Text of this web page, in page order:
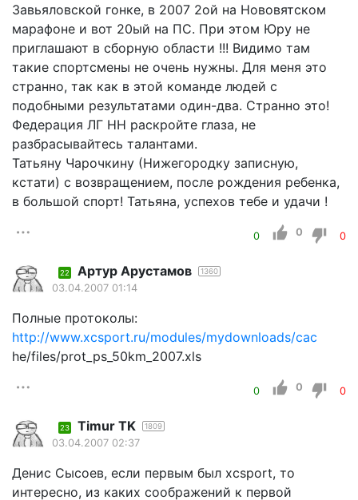
Завьяловской гонке, в 2007 2ой на Нововятском
марафоне и вот 20ый на ПС. При этом Юру не
приглашают в сборную области !!! Видимо там
такие спортсмены не очень нужны. Для меня это
странно, так как в этой команде людей с
подобными результатами один-два. Странно это!
Федерация ЛГ НН раскройте глаза, не
разбрасывайтесь талантами.
Татьяну Чарочкину (Нижегородку записную,
кстати) с возвращением, после рождения ребенка,
в большой спорт! Татьяна, успехов тебе и удачи !
0 0 0
22 Артур Арустамов 1360
03.04.2007 01:14
Полные протоколы:
http://www.xcsport.ru/modules/mydownloads/cac
he/files/prot_ps_50km_2007.xls
0 0 0
23 Timur TK 1809
03.04.2007 02:37
Денис Сысоев, если первым был xcsport, то
интересно, из каких соображений к первой